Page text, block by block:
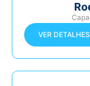
VER DETALHES